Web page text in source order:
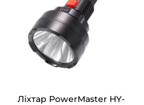
Ліхтар PowerMaster HY-